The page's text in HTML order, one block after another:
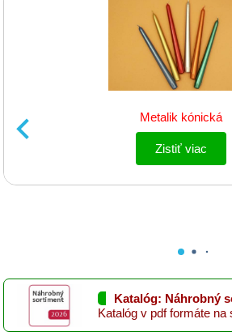
Dekorácie
Záhradná
dekoračná
keramika
Metalik kónická
Zistiť viac
Katalóg: Náhrobný
Katalóg v pdf formáte na